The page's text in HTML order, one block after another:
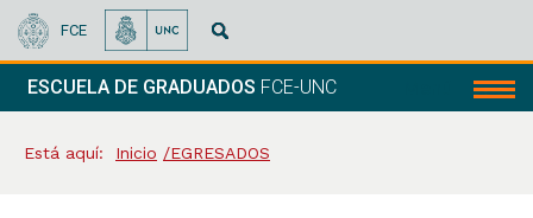
FCE
ESCUELA DE GRADUADOS FCE-UNC
Está aquí: Inicio EGRESADOS